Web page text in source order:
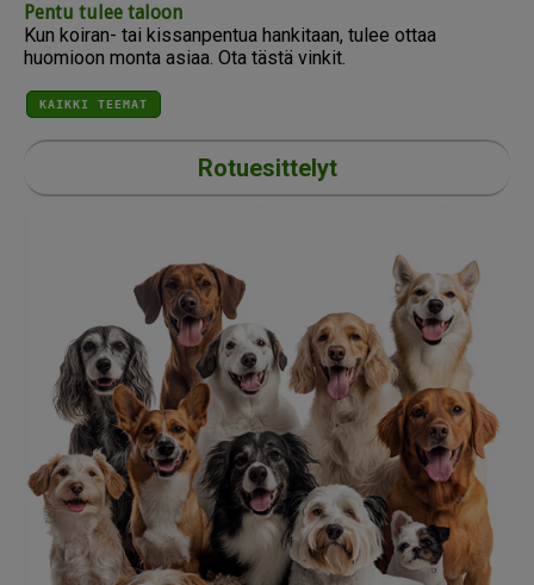
Pentu tulee taloon
Kun koiran- tai kissanpentua hankitaan, tulee ottaa
huomioon monta asiaa. Ota tästä vinkit.
KAIKKI TEEMAT
Rotuesittelyt